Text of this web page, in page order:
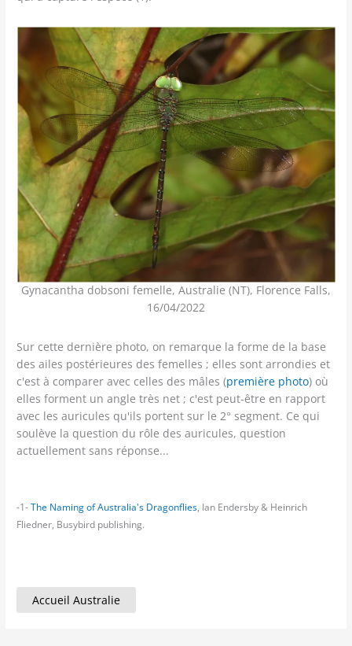
Gynacantha dobsoni femelle, Australie (NT), Florence Falls,
16/04/2022
Sur cette dernière photo, on remarque la forme de la base
des ailes postérieures des femelles ; elles sont arrondies et
c'est à comparer avec celles des mâles (première photo) où
elles forment un angle très net ; c'est peut-être en rapport
avec les auricules qu'ils portent sur le 2° segment. Ce qui
soulève la question du rôle des auricules, question
actuellement sans réponse...
-1-The Naming of Australia's Dragonflies, Ian Endersby & Heinrich
Fliedner, Busybird publishing.
Accueil Australie